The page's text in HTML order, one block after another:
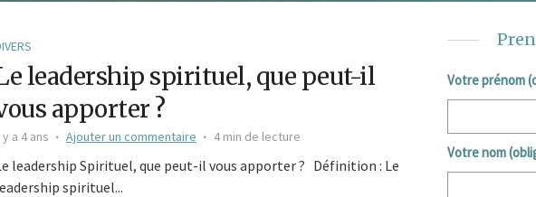
leadership spirituel, que peut-il
apporter ?
y a 4 ans Ajouter un commentaire 4 min de lecture
leadership Spirituel, que peut-il vous apporter ? Définition : Le
spirituel...
Votre prénom
Votre nom